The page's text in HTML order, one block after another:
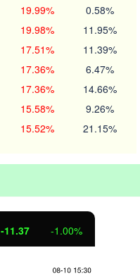
19.99% 0.58%
19.98% 11.95%
17.51% 11.39%
17.36% 6.47%
17.36% 14.66%
15.58% 9.26%
15.52% 21.15%
-11.37 -1.00%